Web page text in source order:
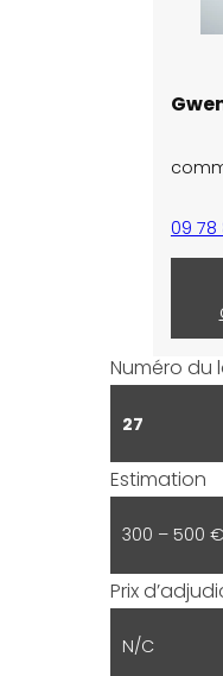
09 78
Numéro du
27
Estimation
300 – 500 €
Prix
N/C